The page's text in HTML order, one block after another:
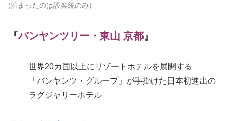
(泊まったのは設楽統のみ)
『バンヤンツリー・東山 京都』
世界20カ国以上にリゾートホテルを展開する
「バンヤンツ・グループ」が手掛けた日本初進出の
ラグジャリーホテル